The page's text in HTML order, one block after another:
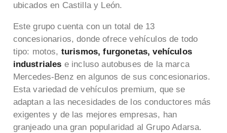
ubicados en Castilla y León.
Este grupo cuenta con un total de 13
concesionarios, donde ofrece vehículos de todo
tipo: motos, turismos, furgonetas, vehículos
industriales e incluso autobuses de la marca
Mercedes-Benz en algunos de sus concesionarios.
Esta variedad de vehículos premium, que se
adaptan a las necesidades de los conductores más
exigentes y de las mejores empresas, han
granjeado una gran popularidad al Grupo Adarsa.